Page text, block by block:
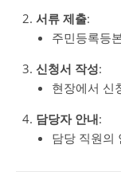
서류 제출:
주민등록등
신청서 작성:
현장에서 신
담당자 안내:
담당 직원의